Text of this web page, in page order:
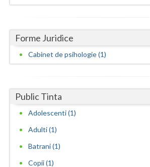
Gorj
Ialomita
Iasi
Ilfov
Maramures
Forme Juridice
Cabinet de psihologie (1)
Public Tinta
Adolescenti (1)
Adulti (1)
Batrani (1)
Copii (1)